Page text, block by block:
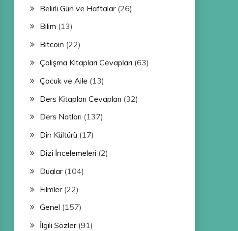
Belirli Gün ve Haftalar(26)
Bilim (13)
Bitcoin (22)
Çalışma Kitapları Cevapları (63)
Çocuk ve Aile (13)
Ders Kitapları Cevapları (32)
Ders Notları (137)
Din Kültürü (17)
Dizi İncelemeleri (2)
Dualar(104)
Filmler(22)
Genel (157)
İlgili Sözler(91)